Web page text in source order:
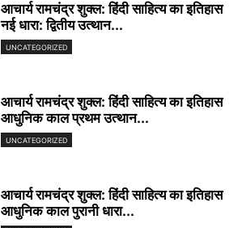
आचार्य रामचंद्र शुक्ल: हिंदी साहित्य का इतिहास
नई धारा: द्वितीय उत्थान...
UNCATEGORIZED
आचार्य रामचंद्र शुक्ल: हिंदी साहित्य का इतिहास
आधुनिक काल प्रथम उत्थान...
UNCATEGORIZED
आचार्य रामचंद्र शुक्ल: हिंदी साहित्य का इतिहास
आधुनिक काल पुरानी धारा...